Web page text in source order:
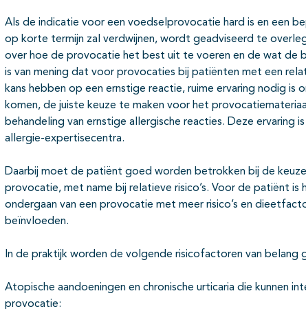
Als de indicatie voor een voedselprovocatie hard is en een
op korte termijn zal verdwijnen, wordt geadviseerd te
over hoe de provocatie het best uit te voeren en de wat de
is van mening dat voor provocaties bij patiënten met een
kans hebben op een ernstige reactie, ruime ervaring nodig
komen, de juiste keuze te maken voor het
behandeling van ernstige allergische reacties. Deze ervaring
allergie-expertisecentra.
Daarbij moet de patiënt goed worden betrokken bij de
provocatie, met name bij relatieve risico’s. Voor de patiënt
ondergaan van een provocatie met meer risico’s en
beïnvloeden.
In de praktijk worden de volgende risicofactoren van belang
Atopische aandoeningen en chronische urticaria die kunnen
provocatie: